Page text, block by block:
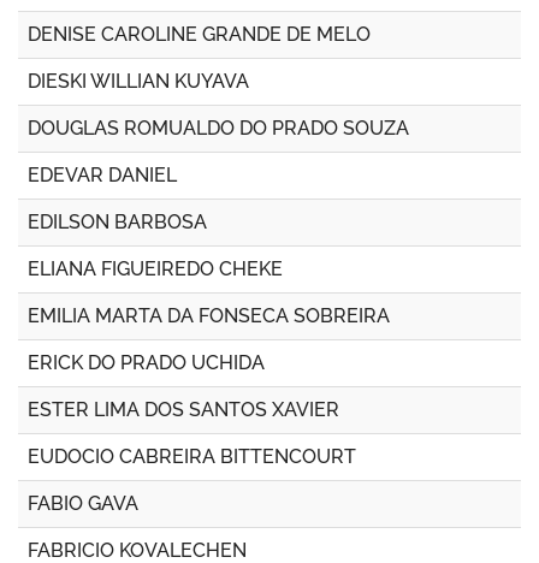
DENISE CAROLINE GRANDE DE MELO
DIESKI WILLIAN KUYAVA
DOUGLAS ROMUALDO DO PRADO SOUZA
EDEVAR DANIEL
EDILSON BARBOSA
ELIANA FIGUEIREDO CHEKE
EMILIA MARTA DA FONSECA SOBREIRA
ERICK DO PRADO UCHIDA
ESTER LIMA DOS SANTOS XAVIER
EUDOCIO CABREIRA BITTENCOURT
FABIO GAVA
FABRICIO KOVALECHEN